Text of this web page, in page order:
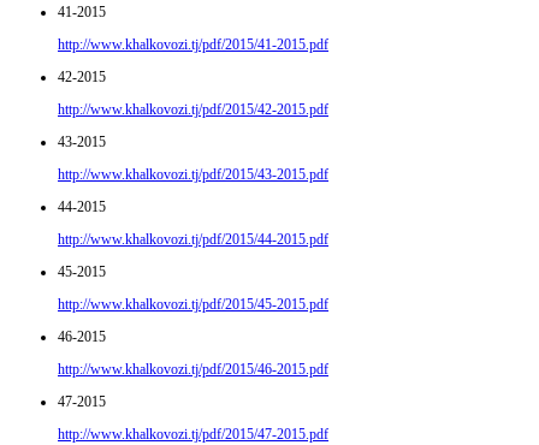
41-2015
http://www.khalkovozi.tj/pdf/2015/41-2015.pdf
42-2015
http://www.khalkovozi.tj/pdf/2015/42-2015.pdf
43-2015
http://www.khalkovozi.tj/pdf/2015/43-2015.pdf
44-2015
http://www.khalkovozi.tj/pdf/2015/44-2015.pdf
45-2015
http://www.khalkovozi.tj/pdf/2015/45-2015.pdf
46-2015
http://www.khalkovozi.tj/pdf/2015/46-2015.pdf
47-2015
http://www.khalkovozi.tj/pdf/2015/47-2015.pdf